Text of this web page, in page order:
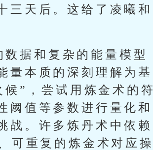
三天后。这给了凌曦和
据和复杂的能量模型
量本质的深刻理解为基
”，尝试用炼金术的符
阈值等参数进行量化和
战。许多炼丹术中依赖
可重复的炼金术对应操